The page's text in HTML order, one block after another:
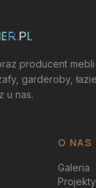
producent mebli
garderoby,
u nas.
O NAS
Galeria
Projekty